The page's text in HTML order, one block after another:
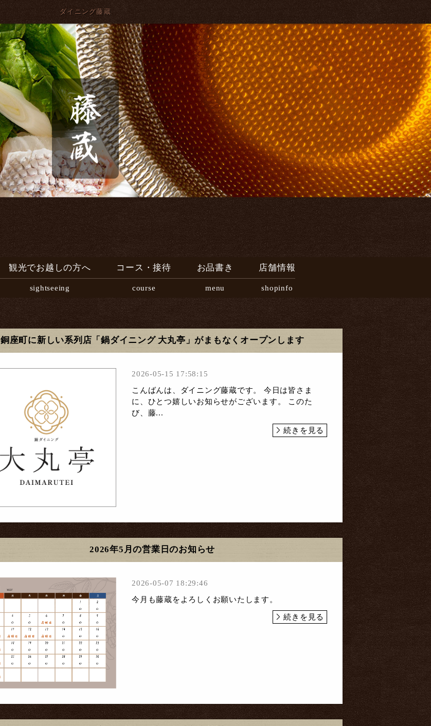
ダイニング藤蔵
観光でお越しの方へ
sightseeing
コース・接待
course
お品書き
menu
店舗情報
shopinfo
銅座町に新しい系列店「鍋ダイニング 大丸亭」がまもなくオープンします
2026-05-15 17:58:15
こんばんは、ダイニング藤蔵です。 今日は皆さま
に、ひとつ嬉しいお知らせがございます。 このた
び、藤...
続きを見る
2026年5月の営業日のお知らせ
2026-05-07 18:29:46
今月も藤蔵をよろしくお願いたします。
続きを見る